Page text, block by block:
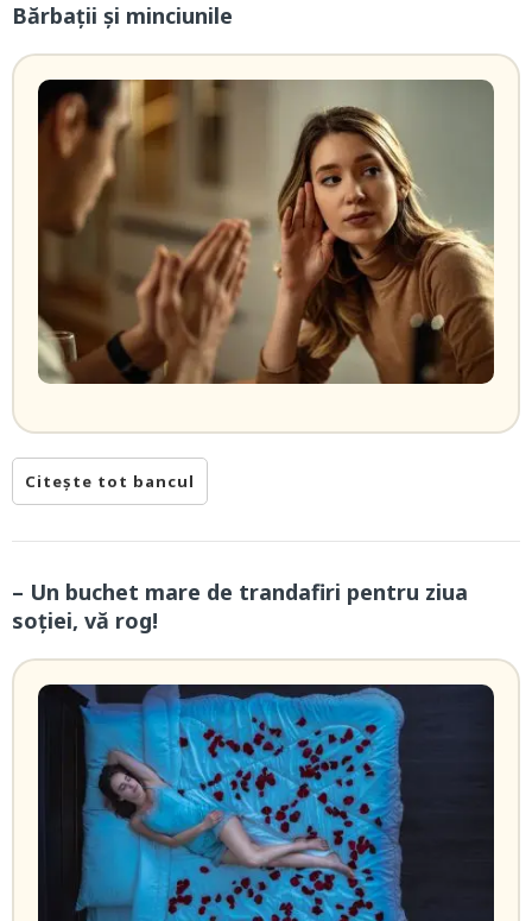
Bărbații și minciunile
Citește tot bancul
– Un buchet mare de trandafiri pentru ziua
soției, vă rog!